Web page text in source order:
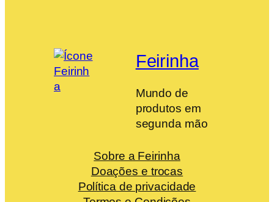
Feirinha
Mundo de
produtos em
segunda mão
Sobre a Feirinha
Doações e trocas
Política de privacidade